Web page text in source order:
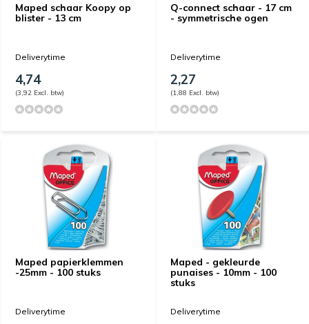
Maped schaar Koopy op
blister - 13 cm
Deliverytime
4,74
(3,92 Excl. btw)
Q-connect schaar - 17 cm
- symmetrische ogen
Deliverytime
2,27
(1,88 Excl. btw)
Maped papierklemmen
-25mm - 100 stuks
Deliverytime
Maped - gekleurde
punaises - 10mm - 100
stuks
Deliverytime